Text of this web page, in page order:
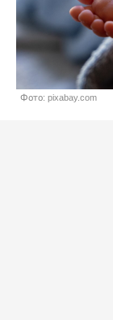
Фото: pixabay.com